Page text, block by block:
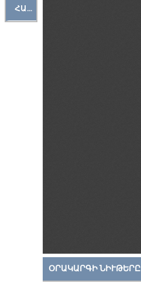
ՀԱՐԹԱԿ
ՕՐԱԿԱՐԳԻ ՆԻՒԹԵՐԸ